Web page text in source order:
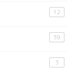
12
39
3